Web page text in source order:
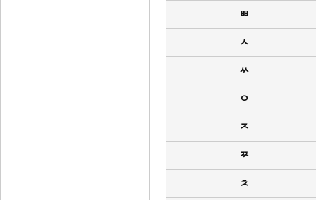
ㅃ
ㅅ
ㅆ
ㅇ
ㅈ
ㅉ
ㅊ